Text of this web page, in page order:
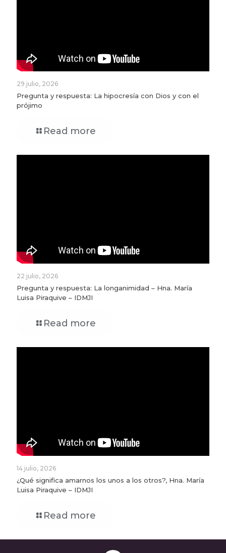
29 julio, 2026
Pregunta y respuesta: La hipocresía con Dios y con el
prójimo
Read more
22 julio, 2026
Pregunta y respuesta: La longanimidad – Hna. María
Luisa Piraquive – IDMJI
Read more
14 julio, 2026
¿Qué significa amarnos los unos a los otros?, Hna. María
Luisa Piraquive – IDMJI
Read more